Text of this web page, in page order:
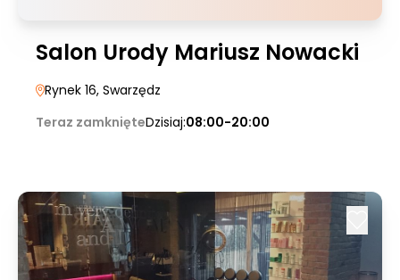
Salon Urody Mariusz Nowacki
Rynek 16, Swarzędz
Teraz zamknięteDzisiaj:08:00-20:00